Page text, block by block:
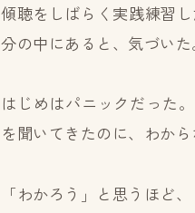
傾聴をしばらく実践練習
分の中にあると、気づいた
はじめはパニックだった
を聞いてきたのに、わか
「わかろう」と思うほど